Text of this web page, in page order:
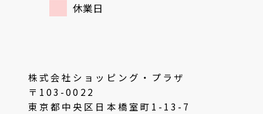
休業日
株式会社ショッピング・プラザ
〒103-0022
東京都中央区日本橋室町1-13-7